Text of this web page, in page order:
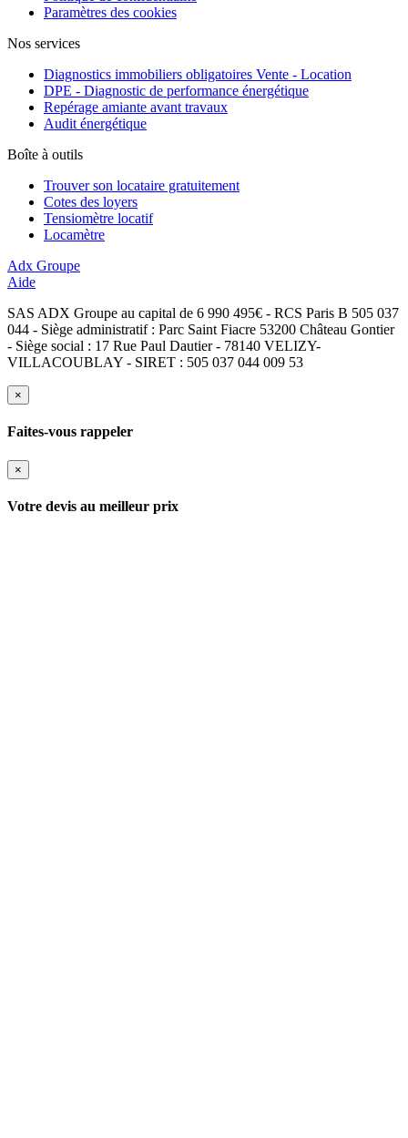
Paramètres des cookies
Nos services
Diagnostics immobiliers obligatoires Vente - Location
DPE - Diagnostic de performance énergétique
Repérage amiante avant travaux
Audit énergétique
Boîte à outils
Trouver son locataire gratuitement
Cotes des loyers
Tensiomètre locatif
Locamètre
Adx Groupe
Aide
SAS ADX Groupe au capital de 6 990 495€ - RCS Paris B 505 037
044 - Siège administratif : Parc Saint Fiacre 53200 Château Gontier
- Siège social : 17 Rue Paul Dautier - 78140 VELIZY-
VILLACOUBLAY - SIRET : 505 037 044 009 53
×
Faites-vous rappeler
×
Votre devis au meilleur prix